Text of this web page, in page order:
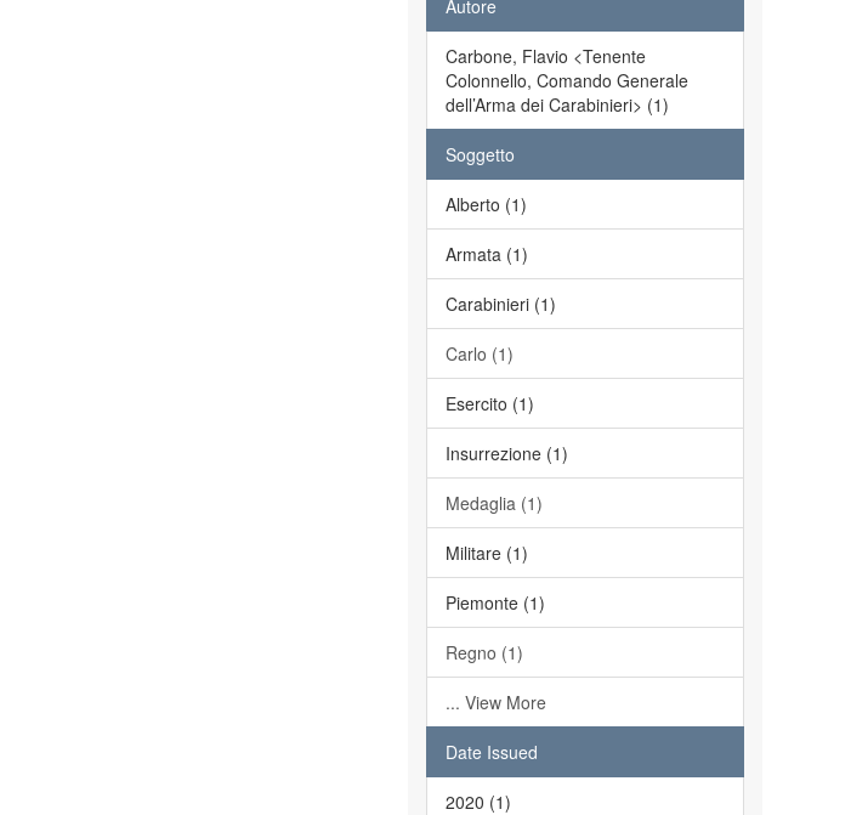
Autore
Carbone, Flavio <Tenente
Colonnello, Comando Generale
dell’Arma dei Carabinieri> (1)
Soggetto
Alberto (1)
Armata (1)
Carabinieri (1)
Carlo (1)
Esercito (1)
Insurrezione (1)
Medaglia (1)
Militare (1)
Piemonte (1)
Regno (1)
... View More
Date Issued
2020 (1)